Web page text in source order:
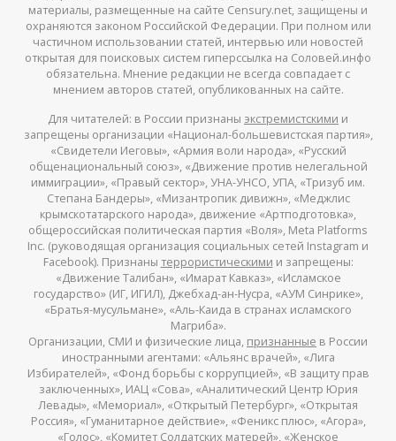
материалы, размещенные на сайте Censury.net, защищены и
охраняются законом Российской Федерации. При полном или
частичном использовании статей, интервью или новостей
открытая для поисковых систем гиперссылка на Соловей.инфо
обязательна. Мнение редакции не всегда совпадает с
мнением авторов статей, опубликованных на сайте.
Для читателей: в России признаны экстремистскими и
запрещены организации «Национал-большевистская партия»,
«Свидетели Иеговы», «Армия воли народа», «Русский
общенациональный союз», «Движение против нелегальной
иммиграции», «Правый сектор», УНА-УНСО, УПА, «Тризуб им.
Степана Бандеры», «Мизантропик дивижн», «Меджлис
крымскотатарского народа», движение «Артподготовка»,
общероссийская политическая партия «Воля», Meta Platforms
Inc. (руководящая организация социальных сетей Instagram и
Facebook). Признаны террористическими и запрещены:
«Движение Талибан», «Имарат Кавказ», «Исламское
государство» (ИГ, ИГИЛ), Джебхад-ан-Нусра, «АУМ Синрике»,
«Братья-мусульмане», «Аль-Каида в странах исламского
Магриба».
Организации, СМИ и физические лица, признанные в России
иностранными агентами: «Альянс врачей», «Лига
Избирателей», «Фонд борьбы с коррупцией», «В защиту прав
заключенных», ИАЦ «Сова», «Аналитический Центр Юрия
Левады», «Мемориал», «Открытый Петербург», «Открытая
Россия», «Гуманитарное действие», «Феникс плюс», «Агора»,
«Голос», «Комитет Солдатских матерей», «Женское